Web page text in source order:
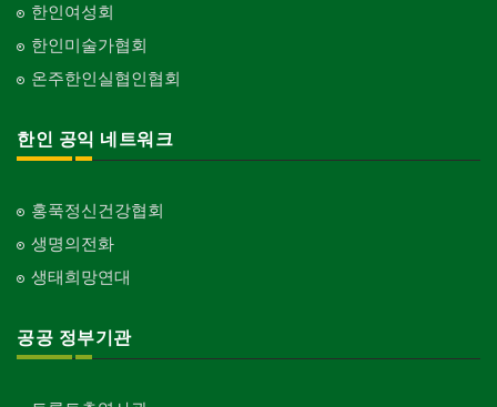
한인여성회
한인미술가협회
온주한인실협인협회
한인 공익 네트워크
홍푹정신건강협회
생명의전화
생태희망연대
공공 정부기관